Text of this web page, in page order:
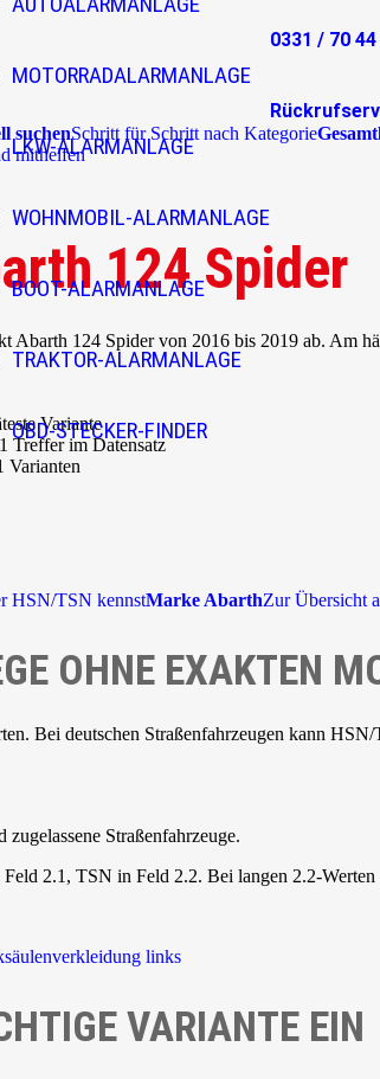
MOTORRADALARMANLAGE
LKW-ALARMANLAGE
WOHNMOBIL-ALARMANLAGE
BOOT-ALARMANLAGE
TRAKTOR-ALARMANLAGE
OBD-STECKER-FINDER
0331 / 70
suchenSchritt für Schritt nach Kategorie
mithelfen
124 Spider
Abarth 124 Spider von 2016 bis 2019 ab. Am
Variante
1 Treffer im Datensatz
Varianten
HSN/TSN kennstMarke AbarthZur Übersicht
OHNE EXAKTEN
Bei deutschen Straßenfahrzeugen kann
Straßenfahrzeuge.
2.1, TSN in Feld 2.2. Bei langen 2.2-
links
VARIANTE EIN